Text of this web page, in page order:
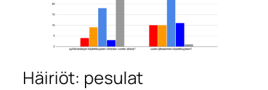
Häiriöt: pesulat